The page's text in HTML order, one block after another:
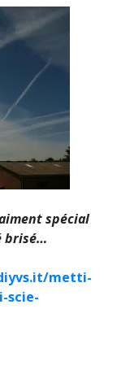
spécial
brisé…
metti-
scie-